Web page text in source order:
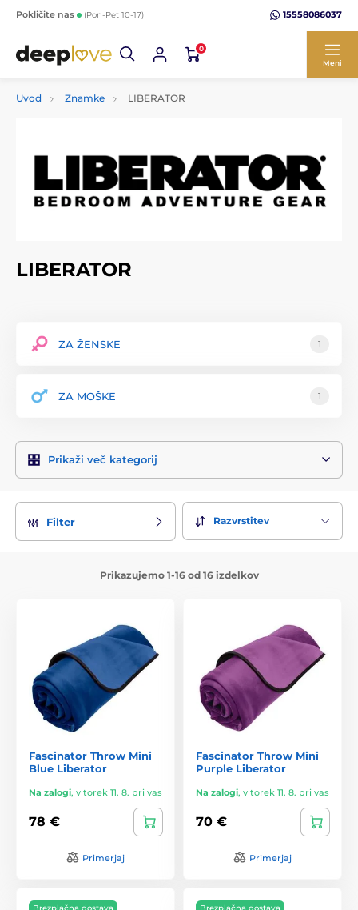
Pokličite nas (Pon-Pet 10-17) 15558086037
0
Meni
Uvod Znamke LIBERATOR
LIBERATOR
ZA ŽENSKE 1
ZA MOŠKE 1
Prikaži več kategorij
Filter Razvrstitev
Prikazujemo 1-16 od 16 izdelkov
Fascinator Throw Mini
Blue Liberator
Na zalogi, v torek 11. 8. pri vas
78 €
Primerjaj
Fascinator Throw Mini
Purple Liberator
Na zalogi, v torek 11. 8. pri vas
70 €
Primerjaj
Brezplačna dostava Brezplačna dostava